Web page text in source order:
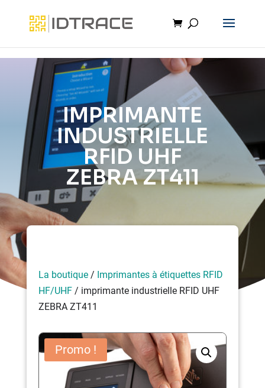
IMPRIMANTE
INDUSTRIELLE
RFID UHF
ZEBRA ZT411
La boutique/ Imprimantes à étiquettes RFID
HF/UHF/ imprimante industrielle RFID UHF
ZEBRA ZT411
Promo !